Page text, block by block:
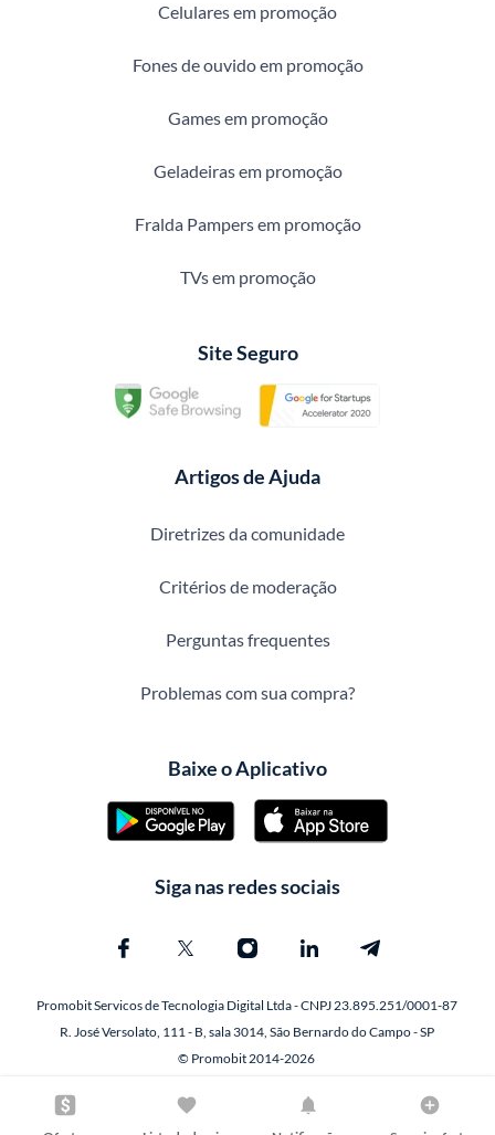
Celulares em promoção
Fones de ouvido em promoção
Games em promoção
Geladeiras em promoção
Fralda Pampers em promoção
TVs em promoção
Site Seguro
Artigos de Ajuda
Diretrizes da comunidade
Critérios de moderação
Perguntas frequentes
Problemas com sua compra?
Baixe o Aplicativo
Siga nas redes sociais
Promobit Servicos de Tecnologia Digital Ltda - CNPJ 23.895.251/0001-87
R. José Versolato, 111 - B, sala 3014, São Bernardo do Campo - SP
© Promobit 2014-2026